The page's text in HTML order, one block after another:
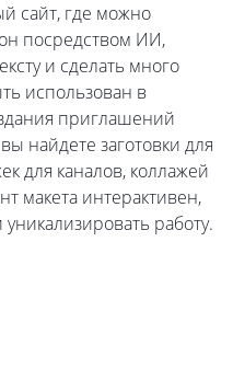
сайт, где можно
посредством ИИ,
и сделать много
использован в
приглашений
найдете заготовки для
для каналов, коллажей
макета интерактивен,
работу.